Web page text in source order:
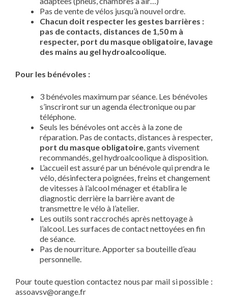
Pas de vente de vélos jusqu’à nouvel ordre.
Chacun doit respecter les gestes barrières :
pas de contacts, distances de 1,50 m à
respecter, port du masque obligatoire, lavage
des mains au gel hydroalcoolique.
Pour les bénévoles :
3 bénévoles maximum par séance. Les bénévoles
s’inscriront sur un agenda électronique ou par
téléphone.
Seuls les bénévoles ont accès à la zone de
réparation. Pas de contacts, distances à respecter,
port du masque obligatoire , gants vivement
recommandés, gel hydroalcoolique à disposition.
L’accueil est assuré par un bénévole qui prendra le
vélo, désinfectera poignées, freins et changement
de vitesses à l’alcool ménager et établira le
diagnostic derrière la barrière avant de
transmettre le vélo à l’atelier.
Les outils sont raccrochés après nettoyage à
l’alcool. Les surfaces de contact nettoyées en fin
de séance.
Pas de nourriture. Apporter sa bouteille d’eau
personnelle.
Pour toute question contactez nous par mail si possible :
assoavsv@orange.fr